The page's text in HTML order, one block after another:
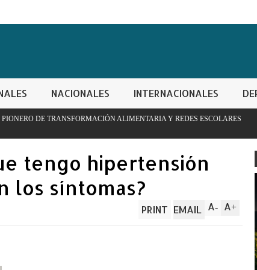
NACIONALES INTERNACIONALES
ALIMENTARIA Y REDES ESCOLARES
PN apresa
tengo hipertensión
los síntomas?
A+
A-
PRINT EMAIL